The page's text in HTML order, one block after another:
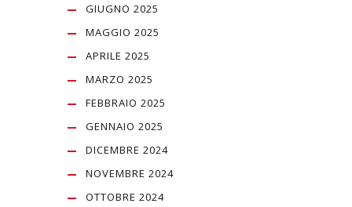
GIUGNO 2025
MAGGIO 2025
APRILE 2025
MARZO 2025
FEBBRAIO 2025
GENNAIO 2025
DICEMBRE 2024
NOVEMBRE 2024
OTTOBRE 2024